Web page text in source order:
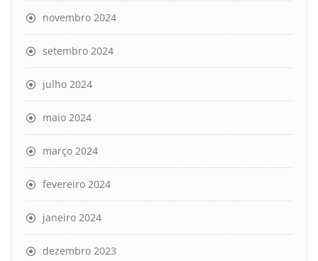
novembro 2024
setembro 2024
julho 2024
maio 2024
março 2024
fevereiro 2024
janeiro 2024
dezembro 2023